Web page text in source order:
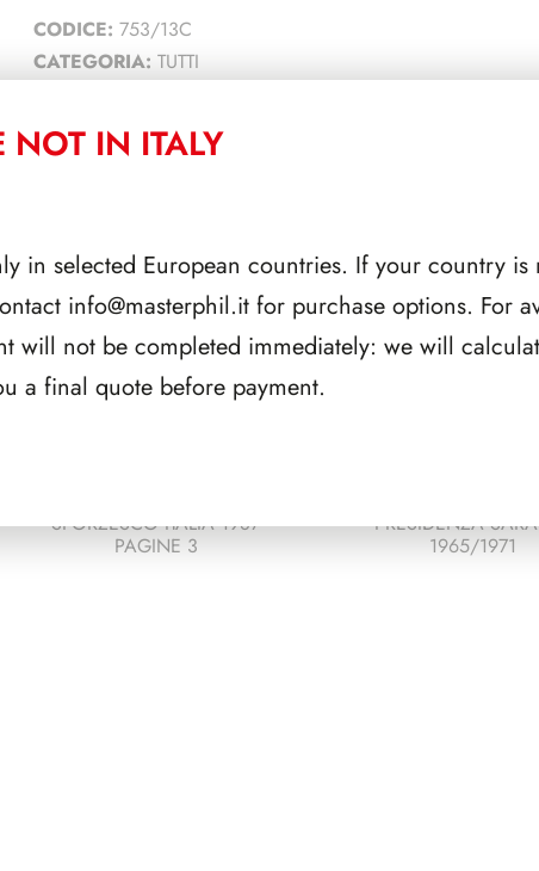
CODICE: 753/13C
CATEGORIA: TUTTI
SFORZESCO ITALIA 1987
PAGINE 3
PRESIDENZA
1965/1971
NOT IN ITALY
in selected European countries. If your country is
info@masterphil.itfor purchase options. For
will not be completed immediately: we will
a final quote before payment.